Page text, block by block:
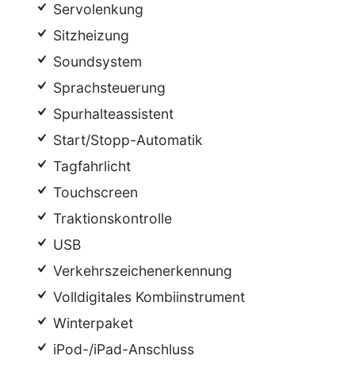
Servolenkung
Sitzheizung
Soundsystem
Sprachsteuerung
Spurhalteassistent
Start/Stopp-Automatik
Tagfahrlicht
Touchscreen
Traktionskontrolle
USB
Verkehrszeichenerkennung
Volldigitales Kombiinstrument
Winterpaket
iPod-/iPad-Anschluss